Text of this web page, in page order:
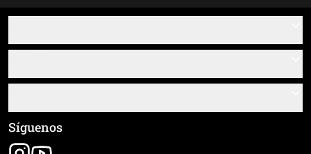
Sobre nosotros
Resumen de materiales
Seguimiento de envío
Términos y condiciones generales (CGC)
Aviso legal
Síguenos